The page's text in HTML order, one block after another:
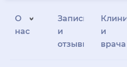
О
нас
Запись
и
отзывы
и